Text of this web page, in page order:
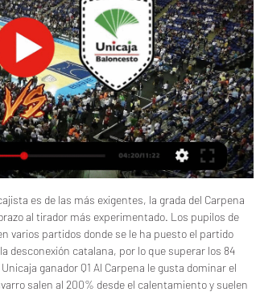
26). Tímidamente recortaba el cuadro local, pero la irrupción de Osetkowski disparaba aún más la ventaja (23-44), llegándose al descanso con veinte de diferencia (26-46). Finalmente, el encuentro se cerró con victoria por 43 a 67. 

La temporada de Unicaja, hasta la fecha, es de sobresaliente. Ya ha logrado el primer objetivo del curso, clasificarse para la siguiente ronda de la BCL como primero de grupo y, además, pese a ser anfitrión, ha conseguido el billete por méritos propios, y como cabeza de serie, para la Copa del Rey del Martín Carpena del próximo mes de febrero. Los de Ibon Navarro están de dulce, van cada vez a más y ahora están disposición de batir este miércoles un récord histórico, el de 11 victorias consecutivas en ACB, si consiguen doblegar al Barça, pondrían una nueva cota máxima en competición liguera. El morbo del partido, más que el record que está al alcance de la mano, está la vuelta a casa de Darío Brizuela. 

Bayern - Unión Berlín (Sábado, 15:30) El sábado próximo a las 15:30 hora local se va a jugar el partido de la decimotercera jornada de la Bundesliga, el que va a medir a Bayern y a Union Berlín en el Allianz Arena. Arsenal - Wolves (Sábado, 16:00) El sábado próximo 2 de diciembre a las 16:00 horas el Arsenal deberá percibir la visita del Wolverhampton para encarar la décimo cuarta jornada de la Premier league. Brentford - Luton (Sábado, 16:00) Brentford recibe este sábado a las 16:00 la visita de Luton en el Brentford Community Stadium a lo largo de su decimocuarto encuentro en la Premier League. Athletic - Rayo Vallecano (Sábado, 16:15) Como una parte de la Jornada 15 de LaLiga EA Sports 2023-2024, el Athletic Club y el Rayo Vallecano se encararán en San Mamés el próximo día sábado. Cartagena - Sporting (Sábado, 16:15) El Cartagena va a recibir mañana al Sporting de Gijón, que brincará al campo del colista en puestos de ascenso directo mas en pos de una victoria que se le ha resistido en las dos últimos choques jornadas, igual que a su contrincante desde hace 13 jornadas. 

En este partido, volverá a hacerlo, por muy Barça que sea el rival. Nota: las cuotas para el partido están actualizadas en el momento de publicación de este artículo. Solobasket recomienda revisar el pronóstico del partido y sus cuotas antes de iniciar alguna apuesta. Estadística y últimos partidos entre Unicaja y FC Barcelona de baloncesto El Barça evidenció un gran acierto en ataque y doblegó al Unicaja, en el partido definitivo de la semifinal de la pasada Liga Endesa, con parcial un demoledor 4-22 en la segunda parte. 

Eldense - Tenerife (Sábado, 16:15) El Eldense, tras caer el pasado lunes en Gijón frente al Sporting y ver rota una enorme ráfaga de resultados, encara este sábado un duelo directo en la parte media-alta de la clasificación en el Nuevo Pepico Amat (16. 15 horas) frente al Tenerife, que llega de sumar un empate. Cuándo y dónde ver por TV el Baxi Manresa-Unicaja de la Liga EndesaEl Unicaja visita este sábado el Nou Congost. ACBPHOTO El Unicaja se juega este sábado ser cabeza de serie en la Copa del Rey. 

Para el escolta blaugrana será su primer retorno a Málaga para enfrentarse a su ex equipo, el jugador ha manifestado que “tengo muchas ganas de ver a muchas personas conocidas, pero, bueno, también con muchas ganas de ganar y de que no disfruten del partido”. El escolta declaró que “ellos están jugando muy bien, están batiendo récords en ACB y ganando partidos como si fueran un rodillo. Los conozco muy bien, pero creo que nosotros también tenemos muy buen equipo y que va aa ser un partido igualado. Sabemos que en el Martín Carpena tienes que hacerlo muy bien y sacarles de su ritmo de juego para poder competir”. Pronósticos Unicaja vs FC Barcelona de baloncesto ACB Más de 163. 5 puntos y Ganador Unicaja Unicaja está haciendo un inicio de temporada histórico, en Europa camina con paso firme y en casa son poco más que imbatibles. 

Pronóstico Basquet Manresa: datos y forma actual El BAXI Manresa no pudo obtener una nueva victoria en la Liga Endesa y cayó en la complicada pista de un equipo de Euroliga, el Baskonia (94-86). Los del Bages supieron reaccionar después de un mal primer cuarto y se pusieron a sólo cinco puntos en el último, pero entonces Chima Moneke lideró a su equipo hacia una victoria muy necesaria para los hombres de Dusko Ivanovic. Los vascos salieron a pista mucho más entonados que su rival. Su efectividad en el lanzamiento y el control del rebote les permitió abrir brecha enseguida en el marcador ante unos visitantes muy desacertados en el triple. 

La información proporcionada no garantiza el éxito del pronóstico. Las cuotas pueden variar. Contenido Cuotas pronóstico Unicaja – Basquet Manresa *Cuotas obtenidas el 2 de diciembre de 2023 a las 09:09 horas. Pronóstico Unicaja: datos y forma actual El Unicaja Málaga sumó su 7ª victoria consecutiva en Liga Endesa frente al Surne Bilbao Basket por 43 a 67. Los malagueños dominaron el choque y maniataron al conjunto local para conseguir un triunfo que cierra la gira de 4 partidos seguidos fuera de casa. 

No se repetirá la final, porque las tres últimas fueron un Clásico. UCAM tiene ante sí la oportunidad de dar una alegría a su público y confirmar las buenas sensaciones que dejó la temporada pasada. Horario y dónde ver el UCAM Murcia - UnicajaEste encuentro será la segunda semifinal